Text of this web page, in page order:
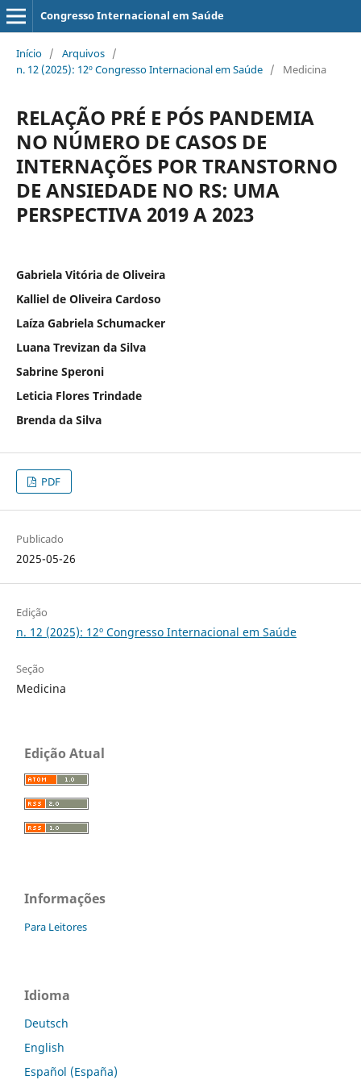
Congresso Internacional em Saúde
Início / Arquivos /
n. 12 (2025): 12º Congresso Internacional em Saúde / Medicina
RELAÇÃO PRÉ E PÓS PANDEMIA
NO NÚMERO DE CASOS DE
INTERNAÇÕES POR TRANSTORNO
DE ANSIEDADE NO RS: UMA
PERSPECTIVA 2019 A 2023
Gabriela Vitória de Oliveira
Kalliel de Oliveira Cardoso
Laíza Gabriela Schumacker
Luana Trevizan da Silva
Sabrine Speroni
Leticia Flores Trindade
Brenda da Silva
PDF
Publicado
2025-05-26
Edição
n. 12 (2025): 12º Congresso Internacional em Saúde
Seção
Medicina
Edição Atual
Informações
Para Leitores
Idioma
Deutsch
English
Español (España)